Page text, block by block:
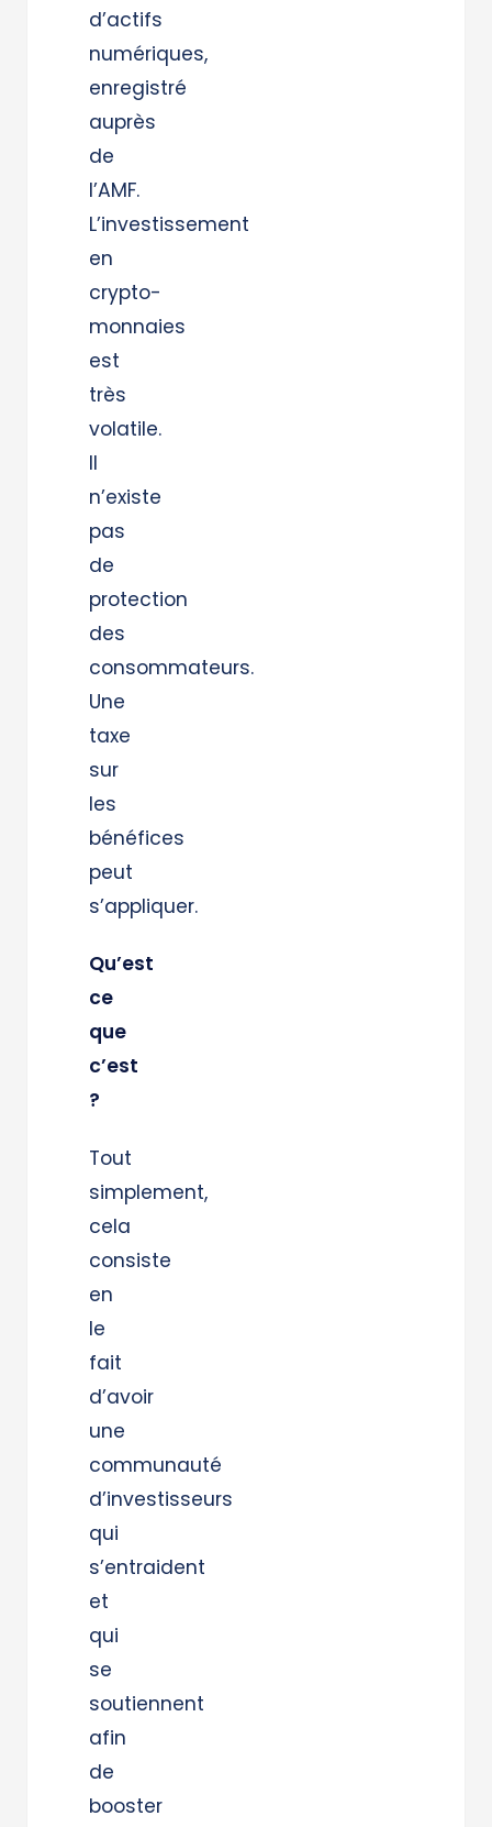
d’actifs
numériques,
enregistré
auprès
de
l’AMF.
L’investissement
en
crypto-
monnaies
est
très
volatile.
Il
n’existe
pas
de
protection
des
consommateurs.
Une
taxe
sur
les
bénéfices
peut
s’appliquer.
Qu’est
ce
que
c’est
?
Tout
simplement,
cela
consiste
en
le
fait
d’avoir
une
communauté
d’investisseurs
qui
s’entraident
et
qui
se
soutiennent
afin
de
booster